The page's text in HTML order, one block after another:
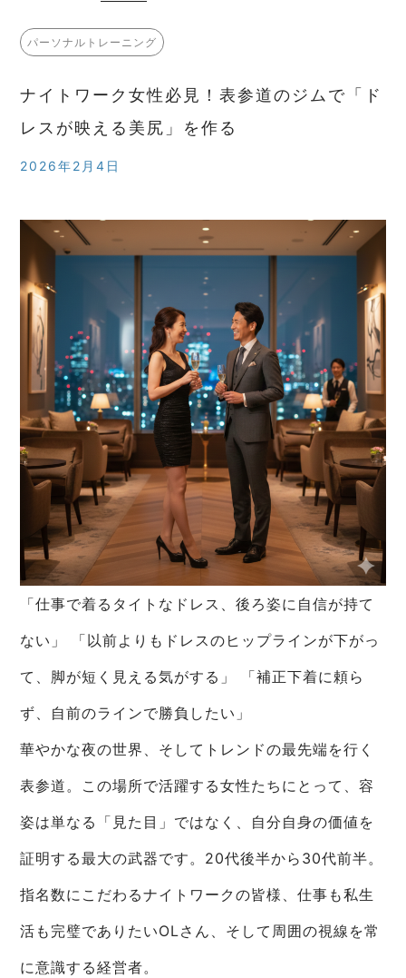
パーソナルトレーニング
ナイトワーク女性必見！表参道のジムで「ド
レスが映える美尻」を作る
2026年2月4日
「仕事で着るタイトなドレス、後ろ姿に自信が持て
ない」 「以前よりもドレスのヒップラインが下がっ
て、脚が短く見える気がする」 「補正下着に頼ら
ず、自前のラインで勝負したい」
華やかな夜の世界、そしてトレンドの最先端を行く
表参道。この場所で活躍する女性たちにとって、容
姿は単なる「見た目」ではなく、自分自身の価値を
証明する最大の武器です。20代後半から30代前半。
指名数にこだわるナイトワークの皆様、仕事も私生
活も完璧でありたいOLさん、そして周囲の視線を常
に意識する経営者。